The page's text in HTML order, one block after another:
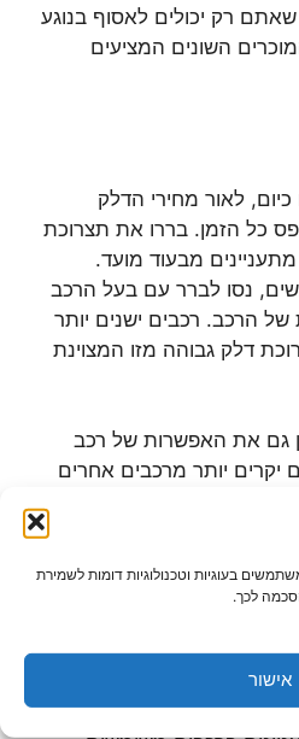
בעוגיות וטכנולוגיות דומות לשמירת
לכך.
אישור
שאתם רק יכולים לאסוף בנוגע
השונים המציעים
לאור מחירי הדלק
כל הזמן. בררו את תצרוכת
מבעוד מועד.
נסו לברר עם בעל הרכב
הרכב. רכבים ישנים יותר
דלק גבוהה מזו המצוינת
גם את האפשרות של רכב
יקרים יותר מרכבים אחרים
בדלק לאורך זמן יכול
הארוך, שלא לדבר על
חדש אצל היבואנים